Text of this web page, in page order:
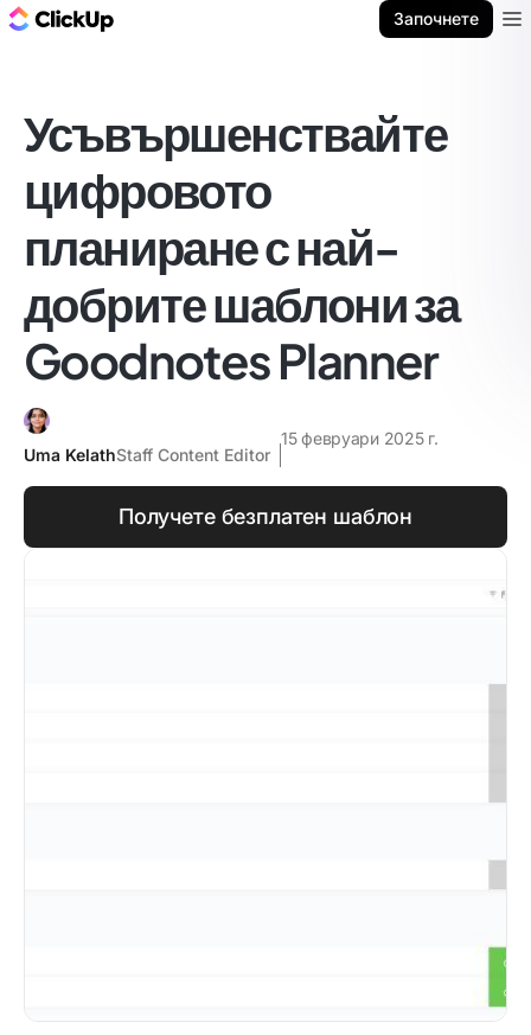
Започнете
Усъвършенствайте
цифровото
планиране с най-
добрите шаблони за
Goodnotes Planner
Uma KelathStaff Content Editor
15 февруари 2025 г.
Получете безплатен шаблон